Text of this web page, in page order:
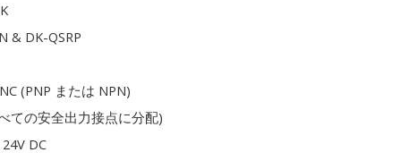
& DK-QSRP
(PNP または NPN)
ての安全出力接点に分配)
DC